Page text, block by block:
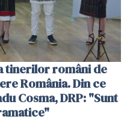
tinerilor români de
România. Din ce
Cosma, DRP: "Sunt